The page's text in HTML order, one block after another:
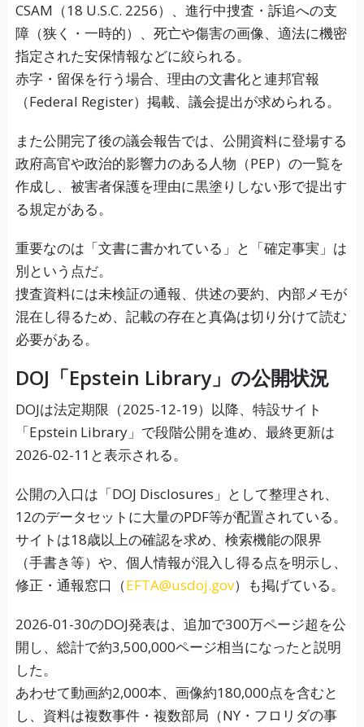
CSAM（18 U.S.C. 2256）、進行中捜査・訴追への支
障（狭く・一時的）、死亡や傷害の画像、適法に機密
指定された安保情報などに絞られる。
赤字・留保を行う場合、理由の文書化と連邦官報
（Federal Register）掲載、議会提出が求められる。
また公開完了後の議会報告では、公開資料に登場する
政府高官や政治的影響力のある人物（PEP）の一覧を
作成し、被害者保護を理由に黒塗りしない形で提出す
る規定がある。
重要なのは「文書に書かれている」と「確定事実」は
別という点だ。
捜査資料には未検証の通報、供述の要約、内部メモが
混在し得るため、記載の存在と真偽は切り分けて読む
必要がある。
DOJ「Epstein Library」の公開状況
DOJは法定期限（2025-12-19）以降、特設サイト
「Epstein Library」で段階公開を進め、最終更新は
2026-02-11と表示される。
公開の入口は「DOJ Disclosures」として整理され、
12のデータセットに大量のPDF等が配置されている。
サイトは18歳以上の確認を求め、検索機能の限界
（手書き等）や、個人情報が混入し得る点を明示し、
修正・通報窓口（EFTA@usdoj.gov）も掲げている。
2026-01-30のDOJ発表は、追加で300万ページ超を公
開し、総計で約3,500,000ページ相当になったと説明
した。
あわせて動画約2,000本、画像約180,000点を含むと
し、資料は複数事件・複数部局（NY・フロリダの事